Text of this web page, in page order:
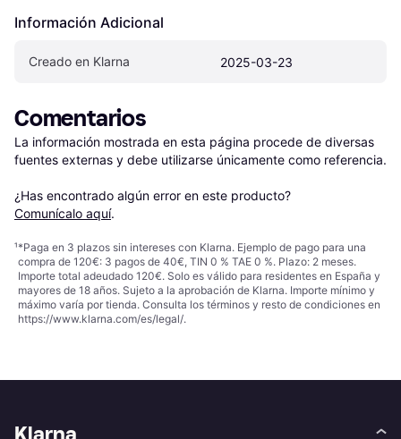
Información Adicional
Creado en Klarna 2025-03-23
Comentarios
La información mostrada en esta página procede de diversas
fuentes externas y debe utilizarse únicamente como referencia.
¿Has encontrado algún error en este producto?
Comunícalo aquí.
¹*Paga en 3 plazos sin intereses con Klarna. Ejemplo de pago para una
compra de 120€: 3 pagos de 40€, TIN 0 % TAE 0 %. Plazo: 2 meses.
Importe total adeudado 120€. Solo es válido para residentes en España y
mayores de 18 años. Sujeto a la aprobación de Klarna. Importe mínimo y
máximo varía por tienda. Consulta los términos y resto de condiciones en
https://www.klarna.com/es/legal/.